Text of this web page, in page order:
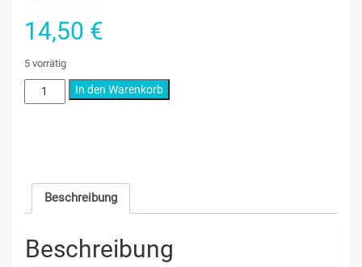
14,50 €
5 vorrätig
Mini
Konfetti
In den Warenkorb
Beschreibung
Beschreibung